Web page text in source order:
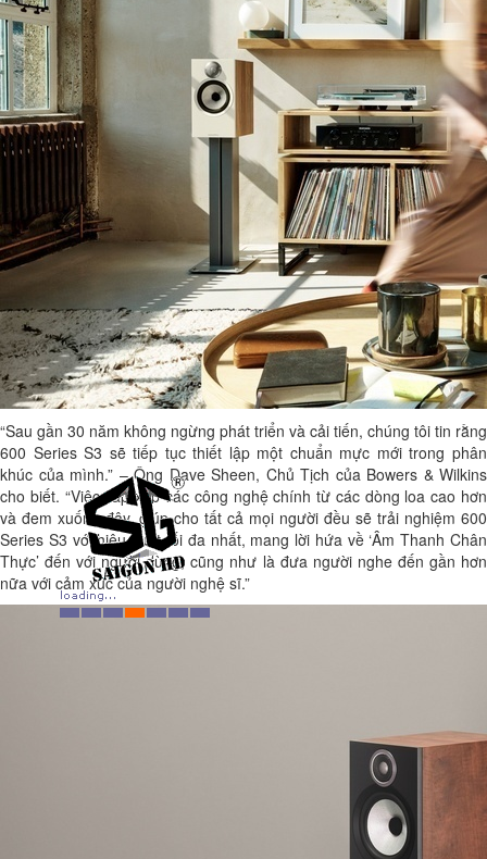
“Sau gần 30 năm không ngừng phát triển và cải tiến, chúng tôi tin rằng
600 Series S3 sẽ tiếp tục thiết lập một chuẩn mực mới trong phân
khúc của mình.” – Ông Dave Sheen, Chủ Tịch của Bowers & Wilkins
cho biết. “Việc sắp xếp các công nghệ chính từ các dòng loa cao hơn
và đem xuống đây, giúp cho tất cả mọi người đều sẽ trải nghiệm 600
Series S3 với hiệu suất tối đa nhất, mang lời hứa về ‘Âm Thanh Chân
Thực’ đến với người dùng, cũng như là đưa người nghe đến gần hơn
nữa với cảm xúc của người nghệ sĩ.”